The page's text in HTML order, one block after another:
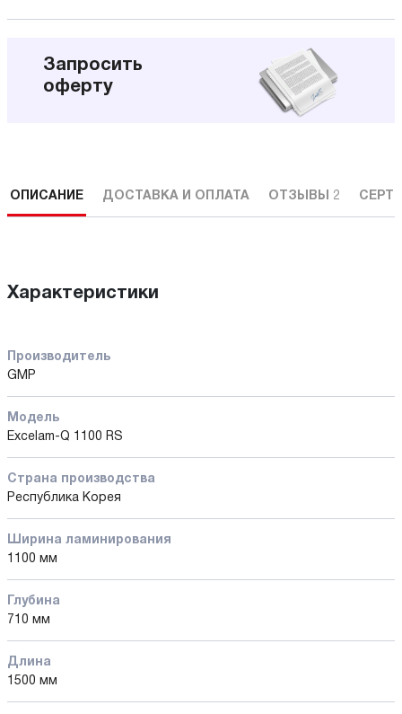
Запросить
оферту
ОПИСАНИЕ ДОСТАВКА И ОПЛАТА ОТЗЫВЫ 2
Характеристики
Производитель
GMP
Модель
Excelam-Q 1100 RS
Страна производства
Республика Корея
Ширина ламинирования
1100 мм
Глубина
710 мм
Длина
1500 мм